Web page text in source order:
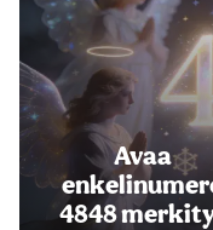
Avaa
4848